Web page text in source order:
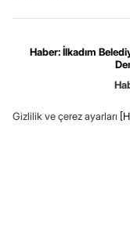
Haber: İlkadım
Gizlilik ve çerez ayarları